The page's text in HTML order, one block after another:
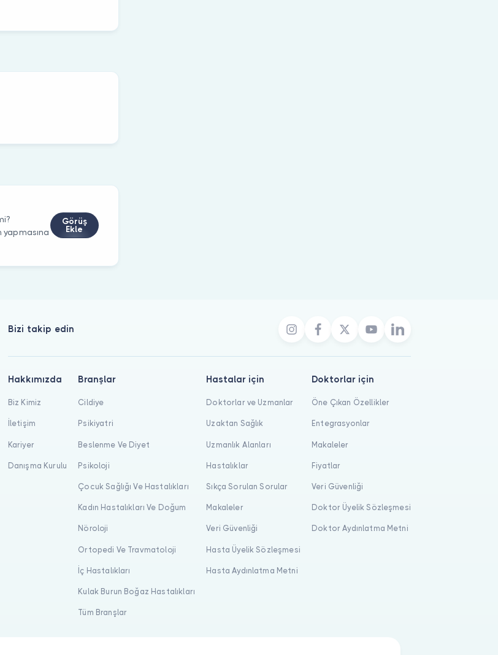
Görüş
Ekle
Bizi takip edin
Hakkımızda
Biz Kimiz
İletişim
Kariyer
Danışma Kurulu
Branşlar
Cildiye
Psikiyatri
Beslenme Ve Diyet
Psikoloji
Çocuk Sağlığı Ve Hastalıkları
Kadın Hastalıkları Ve Doğum
Nöroloji
Ortopedi Ve Travmatoloji
İç Hastalıkları
Kulak Burun Boğaz Hastalıkları
Tüm Branşlar
Hastalar için
Doktorlar ve Uzmanlar
Uzaktan Sağlık
Uzmanlık Alanları
Hastalıklar
Sıkça Sorulan Sorular
Makaleler
Veri Güvenliği
Hasta Üyelik Sözleşmesi
Hasta Aydınlatma Metni
Doktorlar için
Öne Çıkan Özellikler
Entegrasyonlar
Makaleler
Fiyatlar
Veri Güvenliği
Doktor Üyelik Sözleşmesi
Doktor Aydınlatma Metni